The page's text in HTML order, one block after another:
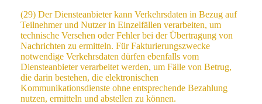
(29) Der Diensteanbieter kann Verkehrsdaten in Bezug auf
Teilnehmer und Nutzer in Einzelfällen verarbeiten, um
technische Versehen oder Fehler bei der Übertragung von
Nachrichten zu ermitteln. Für Fakturierungszwecke
notwendige Verkehrsdaten dürfen ebenfalls vom
Diensteanbieter verarbeitet werden, um Fälle von Betrug,
die darin bestehen, die elektronischen
Kommunikationsdienste ohne entsprechende Bezahlung
nutzen, ermitteln und abstellen zu können.